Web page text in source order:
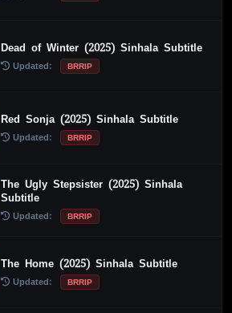
Dead of Winter (2025) Sinhala Subtitle
Updated: BRRIP
Red Sonja (2025) Sinhala Subtitle
Updated: BRRIP
The Ugly Stepsister (2025) Sinhala
Subtitle
Updated: BRRIP
The Home (2025) Sinhala Subtitle
Updated: BRRIP